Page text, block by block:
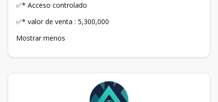
✅* Acceso controlado
✅* valor de venta : 5,300,000
Mostrar menos